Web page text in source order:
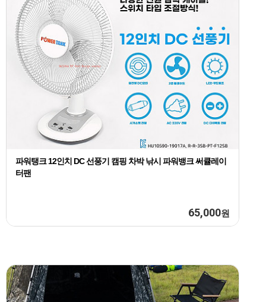
파워탱크 12인치 DC 선풍기 캠핑 차박 낚시 파워뱅크 써큘레이
터팬
65,000원